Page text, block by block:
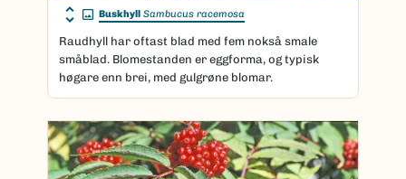
Buskhyll Sambucus racemosa
Raudhyll har oftast blad med fem nokså smale
småblad. Blomestanden er eggforma, og typisk
høgare enn brei, med gulgrøne blomar.